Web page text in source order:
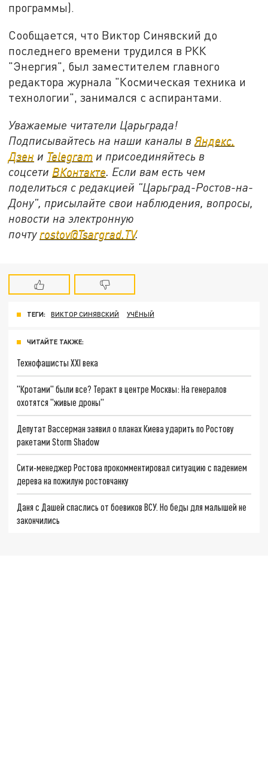
программы).
Сообщается, что Виктор Синявский до
последнего времени трудился в РКК
"Энергия", был заместителем главного
редактора журнала "Космическая техника и
технологии", занимался с аспирантами.
Уважаемые читатели Царьграда!
Подписывайтесь на наши каналы вЯндекс.
Дзен и Telegram и присоединяйтесь в
соцсети ВКонтакте. Если вам есть чем
поделиться с редакцией "Царьград-Ростов-на-
Дону", присылайте свои наблюдения, вопросы,
новости на электронную
почту rostov@Tsargrad.ТV.
ТЕГИ: ВИКТОР СИНЯВСКИЙ УЧЁНЫЙ
ЧИТАЙТЕ ТАКЖЕ:
Технофашисты XXI века
"Кротами" были все? Теракт в центре Москвы: На генералов
охотятся "живые дроны"
Депутат Вассерман заявил о планах Киева ударить по Ростову
ракетами Storm Shadow
Сити-менеджер Ростова прокомментировал ситуацию с падением
дерева на пожилую ростовчанку
Даня с Дашей спаслись от боевиков ВСУ. Но беды для малышей не
закончились